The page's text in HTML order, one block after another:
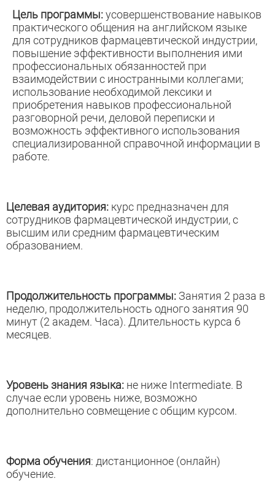
Цель программы:усовершенствование навыков
практического общения на английском языке
для сотрудников фармацевтической индустрии,
повышение эффективности выполнения ими
профессиональных обязанностей при
взаимодействии с иностранными коллегами;
использование необходимой лексики и
приобретения навыков профессиональной
разговорной речи, деловой переписки и
возможность эффективного использования
специализированной справочной информации в
работе.
Целевая аудитория: курс предназначен для
сотрудников фармацевтической индустрии, с
высшим или средним фармацевтическим
образованием.
Продолжительность программы: Занятия 2 раза в
неделю, продолжительность одного занятия 90
минут (2 академ. Часа). Длительность курса 6
месяцев.
Уровень знания языка: не ниже Intermediate. В
случае если уровень ниже, возможно
дополнительно совмещение с общим курсом.
Форма обучения: дистанционное (онлайн)
обучение.